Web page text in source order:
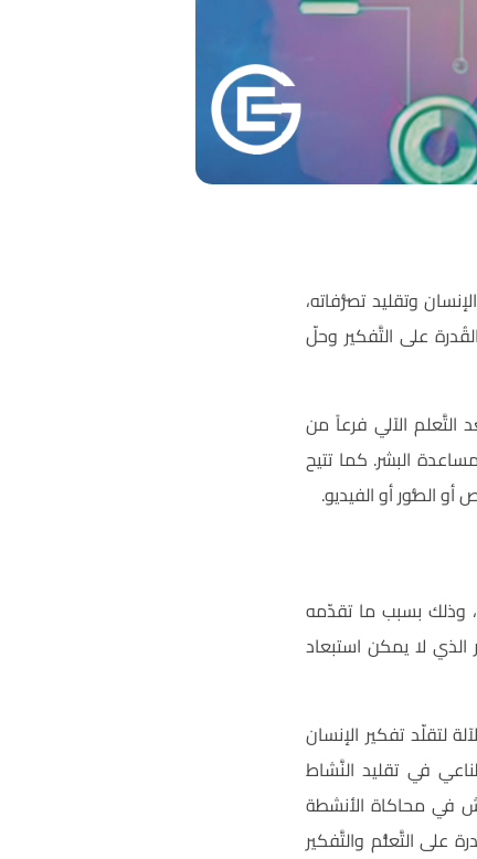
وتقليد تصرُّفاته،
على التَّفكير وحلّ
التَّعلم الآلي فرعاً من
البشر. كما تتيح
أو الصُّور أو الفيديو.
وذلك بسبب ما تقدّمه
الذي لا يمكن استبعاد
لتقلّد تفكير الإنسان
في تقليد النَّشاط
في محاكاة الأنشطة
على التَّعلُّم والتَّفكير